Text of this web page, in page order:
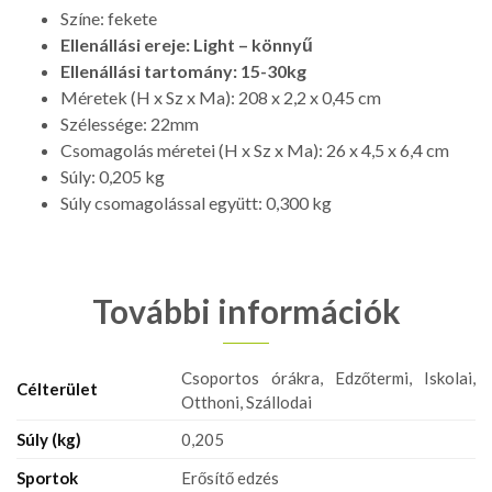
Színe: fekete
Ellenállási ereje: Light – könnyű
Ellenállási tartomány: 15-30kg
Méretek (H x Sz x Ma): 208 x 2,2 x 0,45 cm
Szélessége: 22mm
Csomagolás méretei (H x Sz x Ma): 26 x 4,5 x 6,4 cm
Súly: 0,205 kg
Súly csomagolással együtt: 0,300 kg
További információk
Célterület
Csoportos órákra, Edzőtermi, Iskolai,
Otthoni, Szállodai
Súly (kg)
0,205
Sportok
Erősítő edzés